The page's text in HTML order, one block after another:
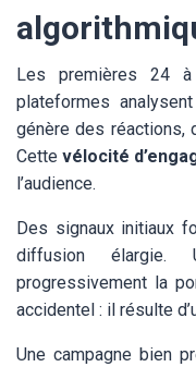
Les premières 24
plateformes
génère des réactions,
Cette vélocité
l’audience.
Des signaux initiaux
diffusion élargie.
progressivement la
accidentel : il résulte
Une campagne bien